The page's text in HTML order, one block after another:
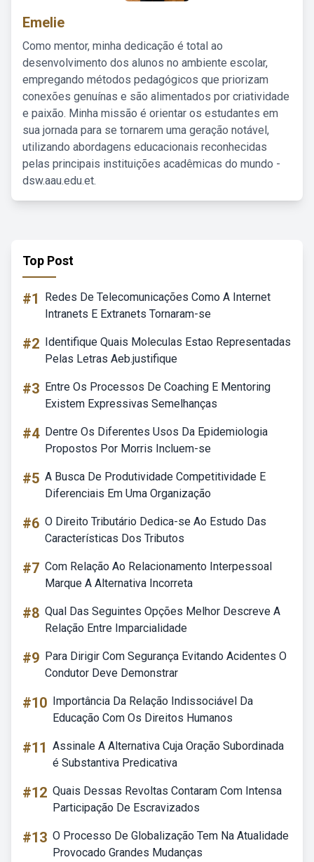
Emelie
Como mentor, minha dedicação é total ao
desenvolvimento dos alunos no ambiente escolar,
empregando métodos pedagógicos que priorizam
conexões genuínas e são alimentados por criatividade
e paixão. Minha missão é orientar os estudantes em
sua jornada para se tornarem uma geração notável,
utilizando abordagens educacionais reconhecidas
pelas principais instituições acadêmicas do mundo -
dsw.aau.edu.et.
Top Post
#1
Redes De Telecomunicações Como A Internet
Intranets E Extranets Tornaram-se
#2 Identifique Quais Moleculas Estao Representadas
Pelas Letras Aeb.justifique
#3 Entre Os Processos De Coaching E Mentoring
Existem Expressivas Semelhanças
#4 Dentre Os Diferentes Usos Da Epidemiologia
Propostos Por Morris Incluem-se
#5 A Busca De Produtividade Competitividade E
Diferenciais Em Uma Organização
#6 O Direito Tributário Dedica-se Ao Estudo Das
Características Dos Tributos
#7 Com Relação Ao Relacionamento Interpessoal
Marque A Alternativa Incorreta
#8 Qual Das Seguintes Opções Melhor Descreve A
Relação Entre Imparcialidade
#9 Para Dirigir Com Segurança Evitando Acidentes O
Condutor Deve Demonstrar
#10 Importância Da Relação Indissociável Da
Educação Com Os Direitos Humanos
#11 Assinale A Alternativa Cuja Oração Subordinada
é Substantiva Predicativa
#12 Quais Dessas Revoltas Contaram Com Intensa
Participação De Escravizados
#13 O Processo De Globalização Tem Na Atualidade
Provocado Grandes Mudanças